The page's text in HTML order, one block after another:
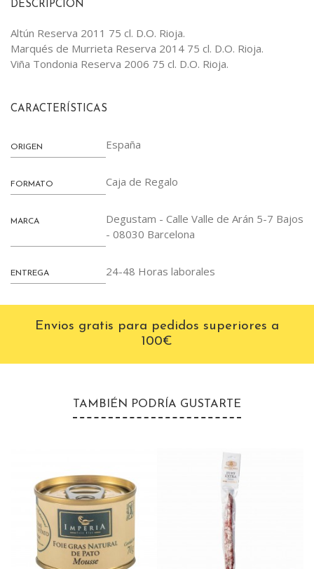
DESCRIPCIÓN
Altún Reserva 2011 75 cl. D.O. Rioja.
Marqués de Murrieta Reserva 2014 75 cl. D.O. Rioja.
Viña Tondonia Reserva 2006 75 cl. D.O. Rioja.
CARACTERÍSTICAS
ORIGEN España
FORMATO Caja de Regalo
MARCA
Degustam - Calle Valle de Arán 5-7 Bajos
- 08030 Barcelona
ENTREGA 24-48 Horas laborales
Envios gratis para pedidos superiores a
100€
TAMBIÉN PODRÍA GUSTARTE